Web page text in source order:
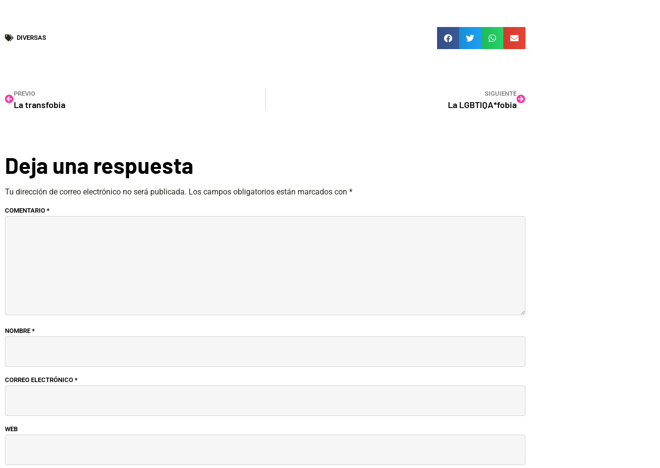
DIVERSAS
PREVIO
La transfobia
SIGUIENTE
La LGBTIQA*fobia
Deja una respuesta
Tu dirección de correo electrónico no será publicada. Los campos obligatorios están marcados con *
COMENTARIO *
NOMBRE *
CORREO ELECTRÓNICO *
WEB